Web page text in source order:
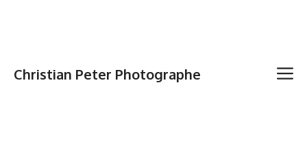
Christian Peter Photographe